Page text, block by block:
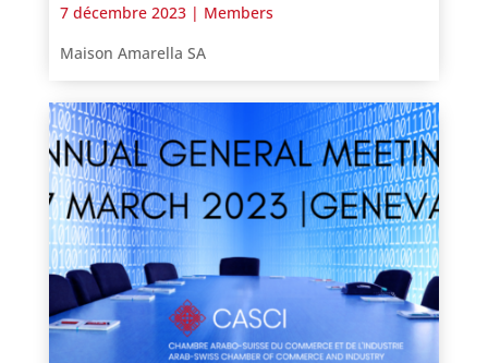
7 décembre 2023 | Members
Maison Amarella SA